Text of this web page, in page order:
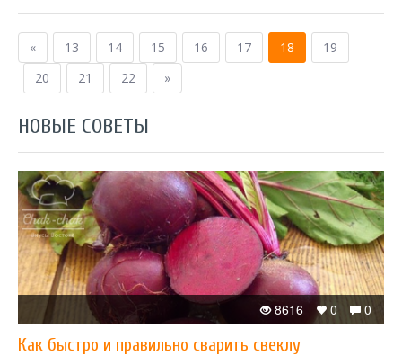
« 13 14 15 16 17 18
19
20
21 22 »
НОВЫЕ СОВЕТЫ
0
0
8616
Как быстро и правильно сварить свеклу